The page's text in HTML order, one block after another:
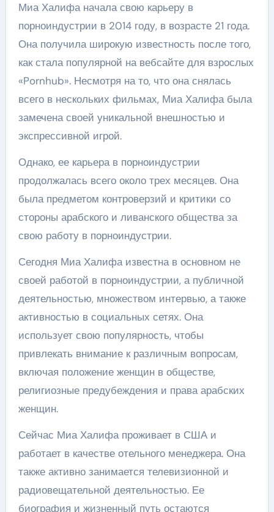
Миа Халифа начала свою карьеру в
порноиндустрии в 2014 году, в возрасте 21 года.
Она получила широкую известность после того,
как стала популярной на вебсайте для взрослых
«Pornhub». Несмотря на то, что она снялась
всего в нескольких фильмах, Миа Халифа была
замечена своей уникальной внешностью и
экспрессивной игрой.
Однако, ее карьера в порноиндустрии
продолжалась всего около трех месяцев. Она
была предметом контроверзий и критики со
стороны арабского и ливанского общества за
свою работу в порноиндустрии.
Сегодня Миа Халифа известна в основном не
своей работой в порноиндустрии, а публичной
деятельностью, множеством интервью, а также
активностью в социальных сетях. Она
использует свою популярность, чтобы
привлекать внимание к различным вопросам,
включая положение женщин в обществе,
религиозные предубеждения и права арабских
женщин.
Сейчас Миа Халифа проживает в США и
работает в качестве отельного менеджера. Она
также активно занимается телевизионной и
радиовещательной деятельностью. Ее
биография и жизненный путь остаются